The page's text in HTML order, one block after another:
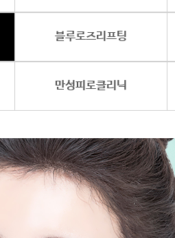
블루로즈리프팅
만성피로클리닉